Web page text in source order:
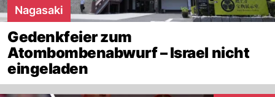
Nagasaki
Gedenkfeier zum
Atombombenabwurf – Israel nicht
eingeladen